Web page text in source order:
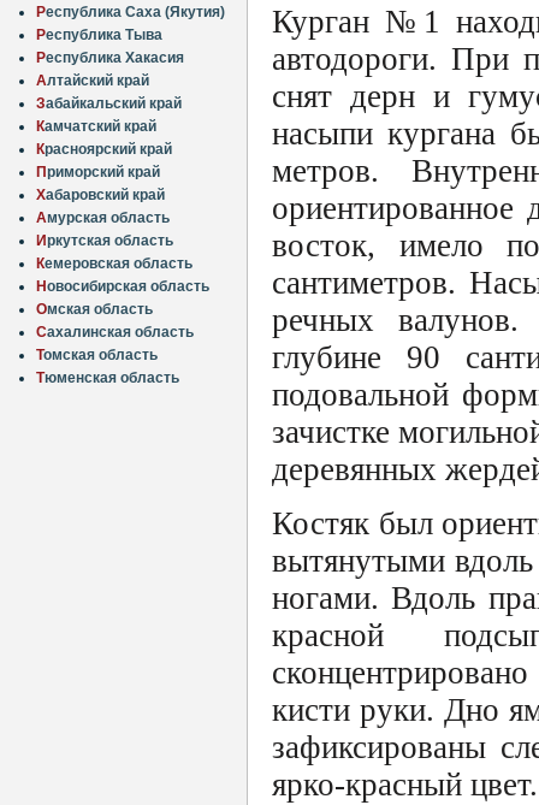
Республика Саха (Якутия)
Республика Тыва
Республика Хакасия
Алтайский край
Забайкальский край
Камчатский край
Красноярский край
Приморский край
Хабаровский край
Амурская область
Иркутская область
Кемеровская область
Новосибирская область
Омская область
Сахалинская область
Томская область
Тюменская область
Курган №1
автодороги. При
снят дерн и
насыпи кургана
метров.
восток, имело
сантиметров.
речных
глубине 90
подовальной
зачистке
деревянных
Костяк был
вытянутыми вдоль
ногами. Вдоль
красной
кисти руки. Дно
зафиксированы
ярко-красный